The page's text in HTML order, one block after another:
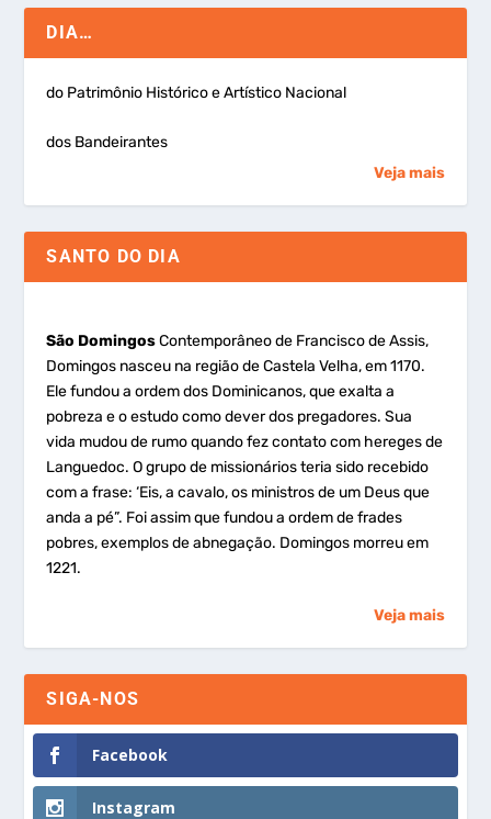
DIA…
do Patrimônio Histórico e Artístico Nacional
dos Bandeirantes
Veja mais
SANTO DO DIA
São DomingosContemporâneo de Francisco de Assis,
Domingos nasceu na região de Castela Velha, em 1170.
Ele fundou a ordem dos Dominicanos, que exalta a
pobreza e o estudo como dever dos pregadores. Sua
vida mudou de rumo quando fez contato com hereges de
Languedoc. O grupo de missionários teria sido recebido
com a frase: ‘Eis, a cavalo, os ministros de um Deus que
anda a pé”. Foi assim que fundou a ordem de frades
pobres, exemplos de abnegação. Domingos morreu em
1221.
Veja mais
SIGA-NOS
Facebook
Instagram